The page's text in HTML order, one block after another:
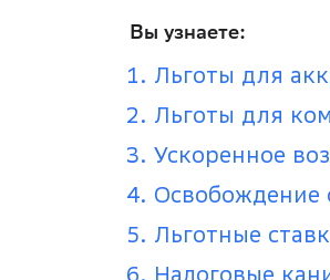
Вы узнаете:
Льготы для
Льготы для
Ускоренное
Освобождение
Льготные
Налоговые